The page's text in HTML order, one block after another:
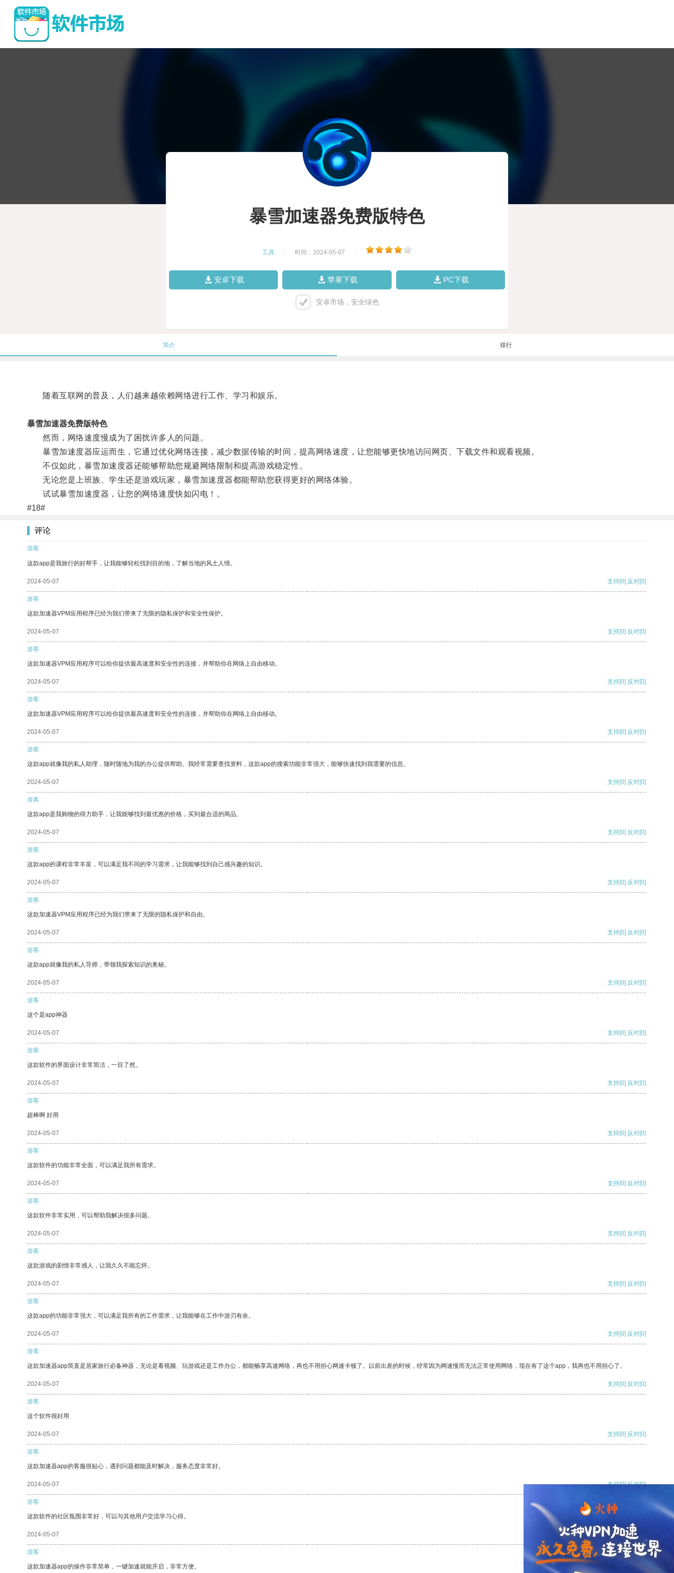
暴雪加速器免费版特色
工具 时间：2024-05-07
安卓下载 苹果下载 PC下载
安卓市场，安全绿色
简介 排行
随着互联网的普及，人们越来越依赖网络进行工作、学习和娱乐。
暴雪加速器免费版特色
然而，网络速度慢成为了困扰许多人的问题。
暴雪加速度器应运而生，它通过优化网络连接，减少数据传输的时间，提高网络速度，让您能够更快地访问网页、下载文件和观看视频。
不仅如此，暴雪加速度器还能够帮助您规避网络限制和提高游戏稳定性。
无论您是上班族、学生还是游戏玩家，暴雪加速度器都能帮助您获得更好的网络体验。
试试暴雪加速度器，让您的网络速度快如闪电！。
#18#
评论
游客
这款app是我旅行的好帮手，让我能够轻松找到目的地，了解当地的风土人情。
2024-05-07 支持[0] 反对[0]
游客
这款加速器VPM应用程序已经为我们带来了无限的隐私保护和安全性保护。
2024-05-07 支持[0] 反对[0]
游客
这款加速器VPM应用程序可以给你提供最高速度和安全性的连接，并帮助你在网络上自由移动。
2024-05-07 支持[0] 反对[0]
游客
这款加速器VPM应用程序可以给你提供最高速度和安全性的连接，并帮助你在网络上自由移动。
2024-05-07 支持[0] 反对[0]
游客
这款app就像我的私人助理，随时随地为我的办公提供帮助。我经常需要查找资料，这款app的搜索功能非常强大，能够快速找到我需要的信息。
2024-05-07 支持[0] 反对[0]
游客
这款app是我购物的得力助手，让我能够找到最优惠的价格，买到最合适的商品。
2024-05-07 支持[0] 反对[0]
游客
这款app的课程非常丰富，可以满足我不同的学习需求，让我能够找到自己感兴趣的知识。
2024-05-07 支持[0] 反对[0]
游客
这款加速器VPM应用程序已经为我们带来了无限的隐私保护和自由。
2024-05-07 支持[0] 反对[0]
游客
这款app就像我的私人导师，带领我探索知识的奥秘。
2024-05-07 支持[0] 反对[0]
游客
这个是app神器
2024-05-07 支持[0] 反对[0]
游客
这款软件的界面设计非常简洁，一目了然。
2024-05-07 支持[0] 反对[0]
游客
超棒啊 好用
2024-05-07 支持[0] 反对[0]
游客
这款软件的功能非常全面，可以满足我所有需求。
2024-05-07 支持[0] 反对[0]
游客
这款软件非常实用，可以帮助我解决很多问题。
2024-05-07 支持[0] 反对[0]
游客
这款游戏的剧情非常感人，让我久久不能忘怀。
2024-05-07 支持[0] 反对[0]
游客
这款app的功能非常强大，可以满足我所有的工作需求，让我能够在工作中游刃有余。
2024-05-07 支持[0] 反对[0]
游客
这款加速器app简直是居家旅行必备神器，无论是看视频、玩游戏还是工作办公，都能畅享高速网络，再也不用担心网速卡顿了。以前出差的时候，经常因为网速慢而无法正常使用网络，现在有了这个app，我再也不用担心了。
2024-05-07 支持[0] 反对[0]
游客
这个软件很好用
2024-05-07 支持[0] 反对[0]
游客
这款加速器app的客服很贴心，遇到问题都能及时解决，服务态度非常好。
2024-05-07 支持[0] 反对[0]
游客
这款软件的社区氛围非常好，可以与其他用户交流学习心得。
2024-05-07 支持[0] 反对
游客
这款加速器app的操作非常简单，一键加速就能开启，非常方便。